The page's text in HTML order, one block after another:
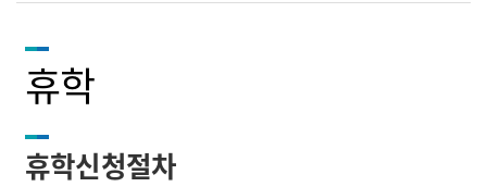
휴학
휴학신청절차